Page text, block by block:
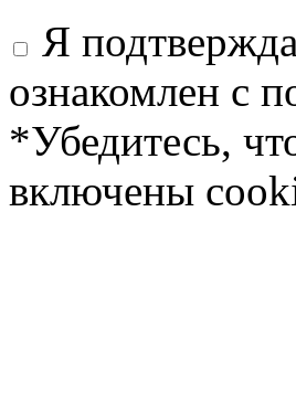
Я
ознакомлен с
*Убедитесь,
включены